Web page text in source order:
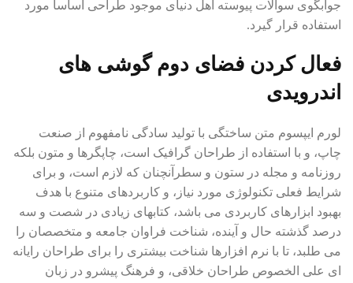
جوابگوی سوالات پیوسته اهل دنیای موجود طراحی اساسا مورد
استفاده قرار گیرد.
فعال کردن فضای دوم گوشی های
اندرویدی
لورم ایپسوم متن ساختگی با تولید سادگی نامفهوم از صنعت
چاپ، و با استفاده از طراحان گرافیک است، چاپگرها و متون بلکه
روزنامه و مجله در ستون و سطرآنچنان که لازم است، و برای
شرایط فعلی تکنولوژی مورد نیاز، و کاربردهای متنوع با هدف
بهبود ابزارهای کاربردی می باشد، کتابهای زیادی در شصت و سه
درصد گذشته حال و آینده، شناخت فراوان جامعه و متخصصان را
می طلبد، تا با نرم افزارها شناخت بیشتری را برای طراحان رایانه
ای علی الخصوص طراحان خلاقی، و فرهنگ پیشرو در زبان